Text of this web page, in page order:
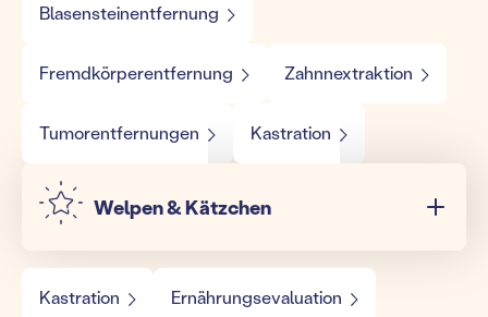
Blasensteinentfernung
Fremdkörperentfernung Zahnnextraktion
Tumorentfernungen Kastration
Welpen & Kätzchen
Kastration Ernährungsevaluation